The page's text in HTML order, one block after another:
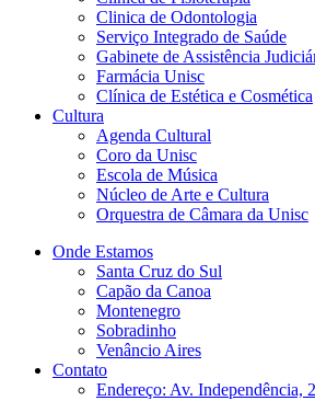
Clinica de Odontologia
Serviço Integrado de Saúde
Gabinete de Assistência
Farmácia Unisc
Clínica de Estética e Cosmética
Cultura
Agenda Cultural
Coro da Unisc
Escola de Música
Núcleo de Arte e Cultura
Orquestra de Câmara da Unisc
Onde Estamos
Santa Cruz do Sul
Capão da Canoa
Montenegro
Sobradinho
Venâncio Aires
Contato
Endereço: Av. Independência,